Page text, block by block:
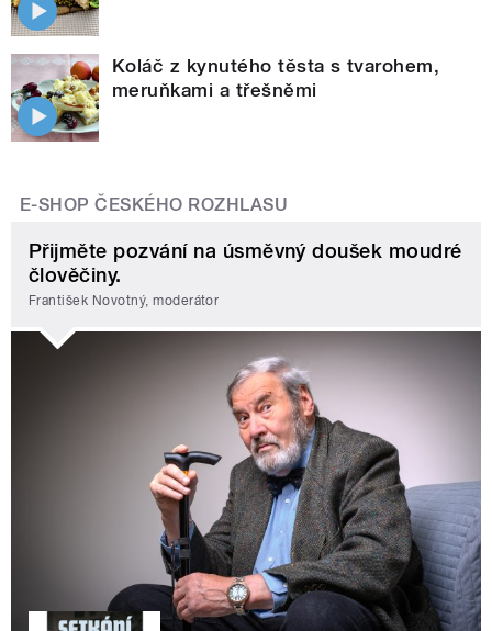
Koláč z kynutého těsta s tvarohem,
meruňkami a třešněmi
E-SHOP ČESKÉHO ROZHLASU
Přijměte pozvání na úsměvný doušek moudré
člověčiny.
František Novotný, moderátor